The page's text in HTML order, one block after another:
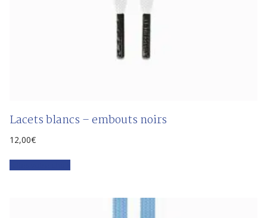
Lacets blancs – embouts noirs
12,00€